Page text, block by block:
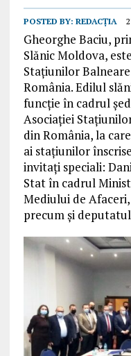
POSTED BY: REDACȚIA
Gheorghe Baciu,
Slănic Moldova,
Stațiunilor
România. Edilul
funcție în cadrul
Asociației
din România, la
ai stațiunilor
invitați speciali:
Stat în cadrul
Mediului de
precum și